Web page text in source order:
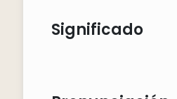
Significado